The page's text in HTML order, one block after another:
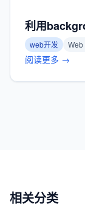
利用
web开发 Web
阅读更多 →
相关分类